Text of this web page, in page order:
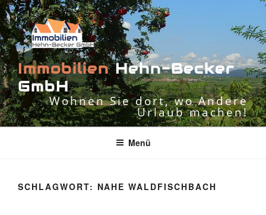
Zum
Inhalt
springen
Immobilien Hehn-Becker
GmbH
Wohnen Sie dort, wo Andere
Urlaub machen!
Menü
SCHLAGWORT: NAHE WALDFISCHBACH